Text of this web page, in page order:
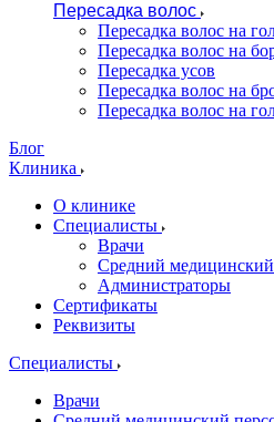
Пересадка волос
Пересадка волос на
Пересадка волос на
Пересадка усов
Пересадка волос на
Пересадка волос на
Блог
Клиника
О клинике
Специалисты
Врачи
Средний
Администраторы
Сертификаты
Реквизиты
Специалисты
Врачи